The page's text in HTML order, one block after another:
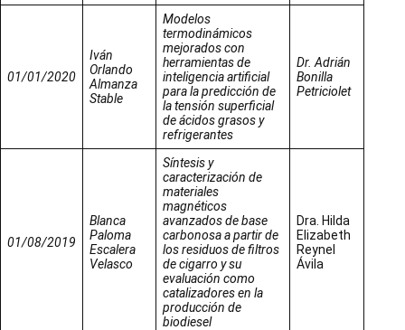
01/01/2020
Iván
Orlando
Almanza
Stable
Modelos
termodinámicos
mejorados con
herramientas de
inteligencia artificial
para la predicción de
la tensión superficial
de ácidos grasos y
refrigerantes
Dr. Adrián
Bonilla
Petriciolet
01/08/2019
Blanca
Paloma
Escalera
Velasco
Síntesis y
caracterización de
materiales
magnéticos
avanzados de base
carbonosa a partir de
los residuos de filtros
de cigarro y su
evaluación como
catalizadores en la
producción de
biodiesel
Dra. Hilda
Elizabeth
Reynel
Ávila